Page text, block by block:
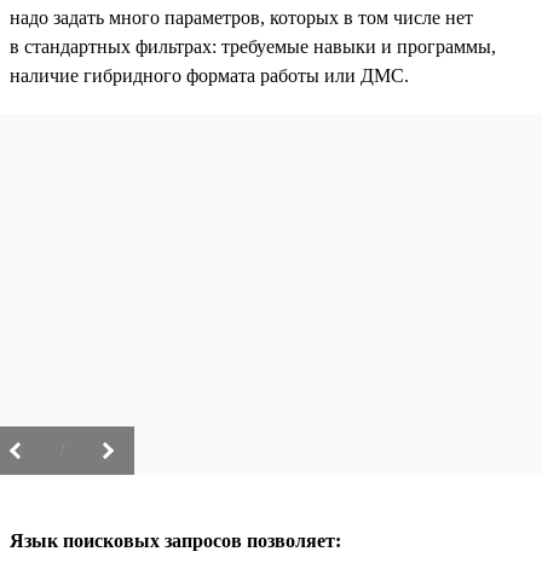
надо задать много параметров, которых в том числе нет
в стандартных фильтрах: требуемые навыки и программы,
наличие гибридного формата работы или ДМС.
Язык поисковых запросов позволяет: